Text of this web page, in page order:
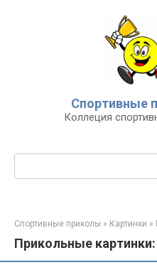
Спортивные
Коллеция
Спортивные приколы » Картинки »
Прикольные картинки: